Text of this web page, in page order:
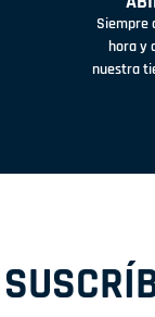
Siempre
hora y
nuestra